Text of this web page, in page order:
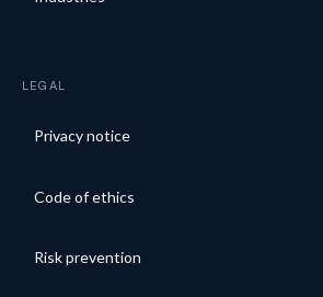
LEGAL
Privacy notice
Code of ethics
Risk prevention